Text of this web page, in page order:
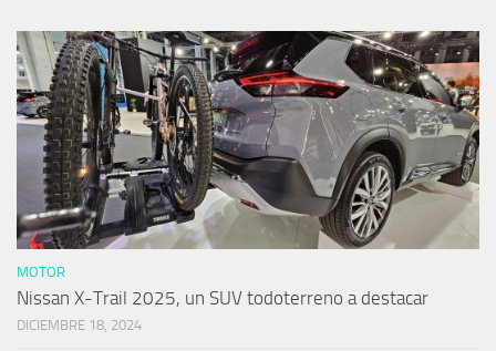
MOTOR
Nissan X-Trail 2025, un SUV todoterreno a destacar
DICIEMBRE 18, 2024